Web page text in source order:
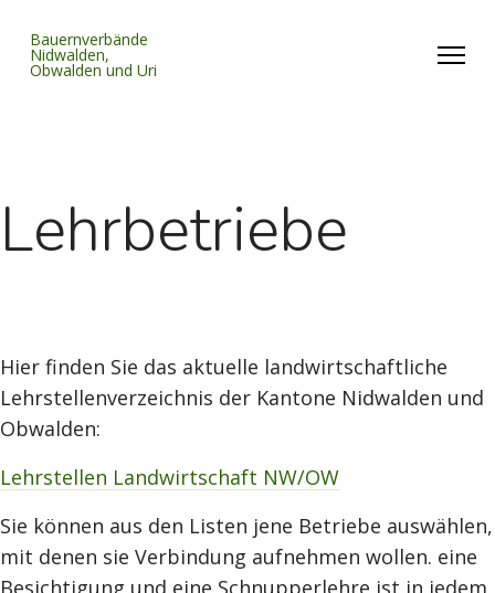
Bauernverbände
Nidwalden,
Obwalden und Uri
Lehrbetriebe
Hier finden Sie das aktuelle landwirtschaftliche
Lehrstellenverzeichnis der Kantone Nidwalden und
Obwalden:
Lehrstellen Landwirtschaft NW/OW
Sie können aus den Listen jene Betriebe auswählen,
mit denen sie Verbindung aufnehmen wollen. eine
Besichtigung und eine Schnupperlehre ist in jedem